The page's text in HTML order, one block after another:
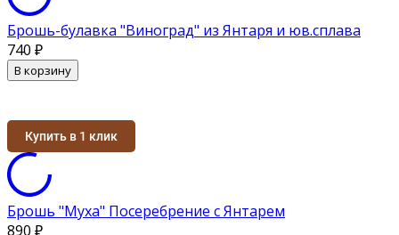
Брошь-булавка "Виноград" из Янтаря и юв.сплава
740 ₽
В корзину
Купить в 1 клик
Брошь "Муха" Посеребрение с Янтарем
890 ₽